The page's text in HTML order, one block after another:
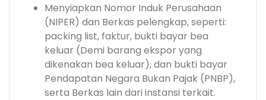
Menyiapkan Nomor Induk Perusahaan
(NIPER) dan Berkas pelengkap, seperti:
packing list, faktur, bukti bayar bea
keluar (Demi barang ekspor yang
dikenakan bea keluar), dan bukti bayar
Pendapatan Negara Bukan Pajak (PNBP),
serta Berkas lain dari instansi terkait.